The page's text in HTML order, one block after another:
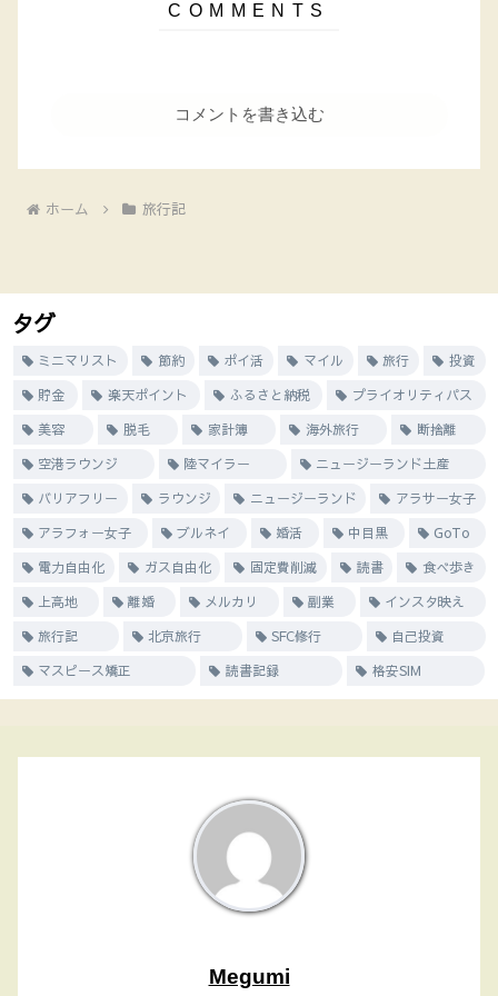
コメントを書き込む
ホーム 旅行記
タグ
ミニマリスト 節約 ポイ活 マイル 旅行
投資
貯金
楽天ポイント ふるさと納税
プライオリティパス
美容
脱毛 家計簿 海外旅行
断捨離
空港ラウンジ
陸マイラー
ニュージーランド土産
バリアフリー
ラウンジ ニュージーランド
アラサー女子
アラフォー女子
ブルネイ 婚活 中目黒
GoTo
電力自由化
ガス自由化 固定費削減 読書
食べ歩き
上高地
離婚 メルカリ 副業
インスタ映え
旅行記
北京旅行 SFC修行
自己投資
マスピース矯正
読書記録 格安SIM
Megumi